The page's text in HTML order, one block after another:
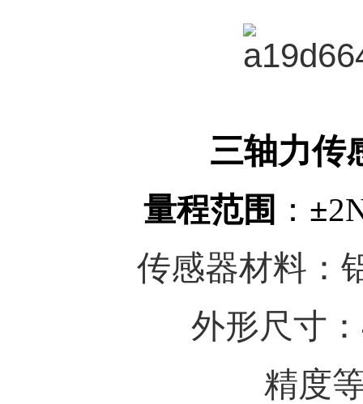
三轴力传
量程范围 ： ±
传感器材料：
外形尺寸
精度